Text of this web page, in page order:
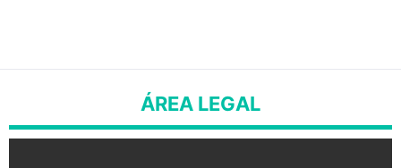
ÁREA LEGAL